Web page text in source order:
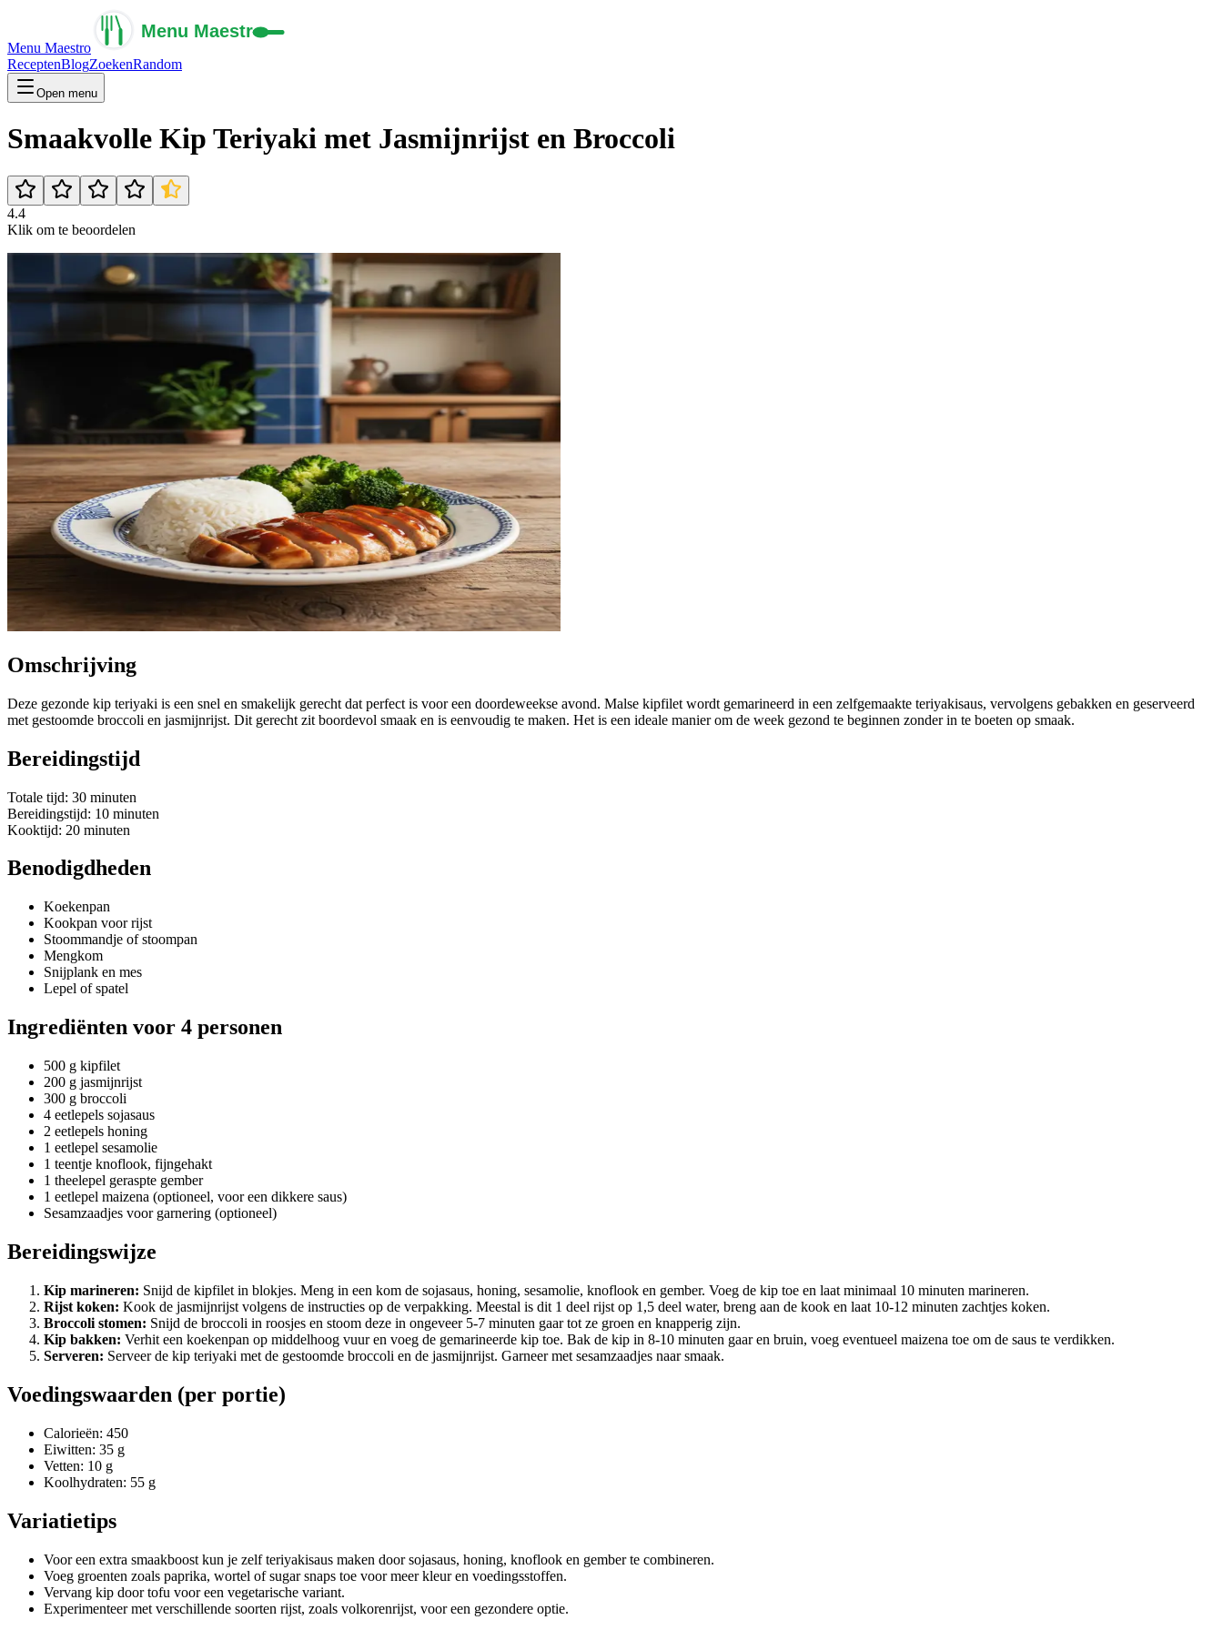
Menu Maestro
ReceptenBlogZoekenRandom
Open menu
Smaakvolle Kip Teriyaki met Jasmijnrijst en Broccoli
4.4
Klik om te beoordelen
Omschrijving
Deze gezonde kip teriyaki is een snel en smakelijk gerecht dat perfect is voor een doordeweekse avond. Malse kipfilet wordt gemarineerd in een zelfgemaakte teriyakisaus, vervolgens gebakken en geserveerd
met gestoomde broccoli en jasmijnrijst. Dit gerecht zit boordevol smaak en is eenvoudig te maken. Het is een ideale manier om de week gezond te beginnen zonder in te boeten op smaak.
Bereidingstijd
Totale tijd: 30 minuten
Bereidingstijd: 10 minuten
Kooktijd: 20 minuten
Benodigdheden
Koekenpan
Kookpan voor rijst
Stoommandje of stoompan
Mengkom
Snijplank en mes
Lepel of spatel
Ingrediënten voor 4 personen
500 g kipfilet
200 g jasmijnrijst
300 g broccoli
4 eetlepels sojasaus
2 eetlepels honing
1 eetlepel sesamolie
1 teentje knoflook, fijngehakt
1 theelepel geraspte gember
1 eetlepel maizena (optioneel, voor een dikkere saus)
Sesamzaadjes voor garnering (optioneel)
Bereidingswijze
Kip marineren: Snijd de kipfilet in blokjes. Meng in een kom de sojasaus, honing, sesamolie, knoflook en gember. Voeg de kip toe en laat minimaal 10 minuten marineren.
Rijst koken: Kook de jasmijnrijst volgens de instructies op de verpakking. Meestal is dit 1 deel rijst op 1,5 deel water, breng aan de kook en laat 10-12 minuten zachtjes koken.
Broccoli stomen: Snijd de broccoli in roosjes en stoom deze in ongeveer 5-7 minuten gaar tot ze groen en knapperig zijn.
Kip bakken: Verhit een koekenpan op middelhoog vuur en voeg de gemarineerde kip toe. Bak de kip in 8-10 minuten gaar en bruin, voeg eventueel maizena toe om de saus te verdikken.
Serveren: Serveer de kip teriyaki met de gestoomde broccoli en de jasmijnrijst. Garneer met sesamzaadjes naar smaak.
Voedingswaarden (per portie)
Calorieën: 450
Eiwitten: 35 g
Vetten: 10 g
Koolhydraten: 55 g
Variatietips
Voor een extra smaakboost kun je zelf teriyakisaus maken door sojasaus, honing, knoflook en gember te combineren.
Voeg groenten zoals paprika, wortel of sugar snaps toe voor meer kleur en voedingsstoffen.
Vervang kip door tofu voor een vegetarische variant.
Experimenteer met verschillende soorten rijst, zoals volkorenrijst, voor een gezondere optie.